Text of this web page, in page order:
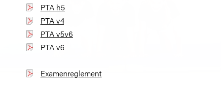
PTA h5
PTA v4
PTA v5v6
PTA v6
Examenreglement